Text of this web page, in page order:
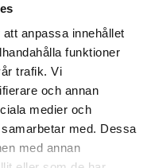
anpassa innehållet
funktioner
trafik. Vi
och annan
medier och
med. Dessa
med annan